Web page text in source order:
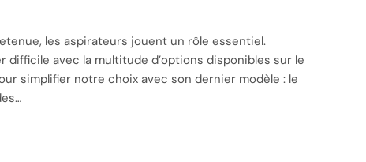
les aspirateurs jouent un rôle essentiel.
difficile avec la multitude d’options disponibles sur le
simplifier notre choix avec son dernier modèle : le